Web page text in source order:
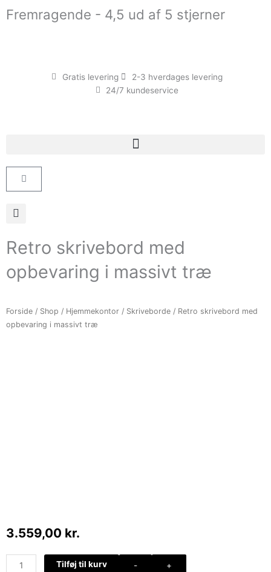
Fremragende - 4,5 ud af 5 stjerner
Gratis levering
2-3 hverdages levering
24/7 kundeservice
Kurv
Retro skrivebord med
opbevaring i massivt træ
Forside / Shop / Hjemmekontor / Skriveborde / Retro skrivebord med
opbevaring i massivt træ
3.559,00 kr.
-
Retro
+
Tilføj til kurv